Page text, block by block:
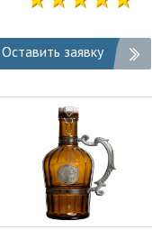
Оставить заявку